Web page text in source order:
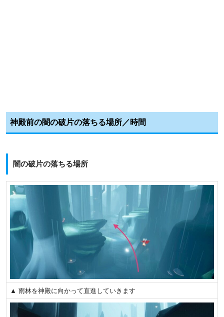
神殿前の闇の破片の落ちる場所／時間
闇の破片の落ちる場所
▲ 雨林を神殿に向かって直進していきます